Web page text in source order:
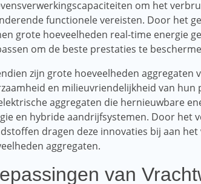
om het
functionele vereisten. Door het
grote hoeveelheden real-time energie
om de beste prestaties te
zijn grote hoeveelheden
en milieuvriendelijkheid van
aggregaten die hernieuwbare
en hybride aandrijfsystemen. Door het
dragen deze innovaties bij aan
aggregaten.
van